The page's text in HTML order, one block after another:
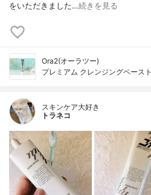
をいただきました…続きを見る
Ora2(オーラツー)
プレミアム クレンジングペースト
スキンケア大好き
トラネコ